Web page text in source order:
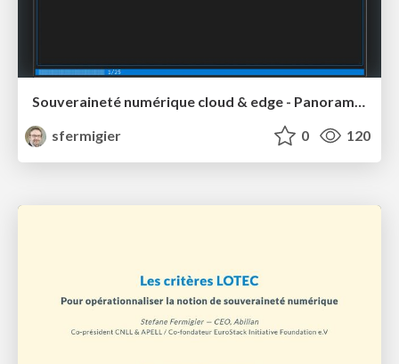
Souveraineté numérique cloud & edge - Panorama des initiatives (2024-2026)
sfermigier
0 120